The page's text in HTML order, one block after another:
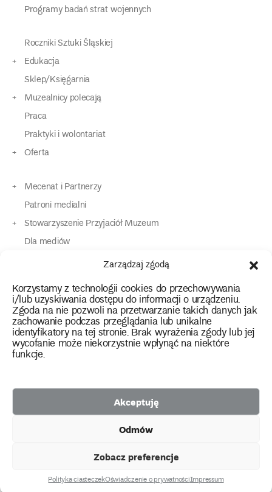
Zarządzaj zgodą
Korzystamy z technologii cookies do przechowywania
i/lub uzyskiwania dostępu do informacji o urządzeniu.
Zgoda na nie pozwoli na przetwarzanie takich danych jak
zachowanie podczas przeglądania lub unikalne
identyfikatory na tej stronie. Brak wyrażenia zgody lub jej
wycofanie może niekorzystnie wpłynąć na niektóre
funkcje.
Akceptuję
Odmów
Zobacz preferencje
Polityka ciasteczekOświadczenie o prywatnościImpressum
Programy badań strat wojennych
Roczniki Sztuki Śląskiej
Edukacja
Sklep/Księgarnia
Muzealnicy polecają
Praca
Praktyki i wolontariat
Oferta
Mecenat i Partnerzy
Patroni medialni
Stowarzyszenie Przyjaciół Muzeum
Dla mediów
Dla osób o specjalnych potrzebach
Kontakt
instagram
twitterfacebookyoutube
tiktok
2026 Copyright by Muzeum Narodowe we Wrocławiu
Polityka prywatności
Etnograficznego
Facebook
Racławickiej
facebook
Przyjaciół
Narodowego created by